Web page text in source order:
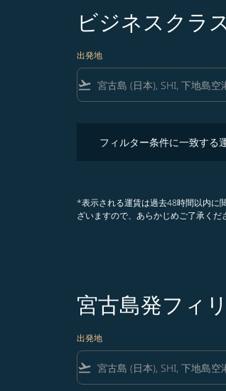
ビジネスクラ
出発地
flight_takeoff
フィルター条件に一致する
*表示される運賃は過去48時間以内に
ざいますので、あらかじめご了承くだ
宮古島発フィ
出発地
flight_takeoff